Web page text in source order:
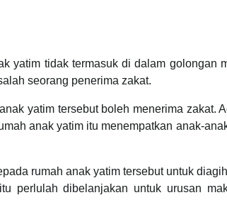
yatim tidak termasuk di dalam golongan
seorang penerima zakat.
yatim tersebut boleh menerima zakat.
anak yatim itu menempatkan anak-
rumah anak yatim tersebut untuk
perlulah dibelanjakan untuk urusan